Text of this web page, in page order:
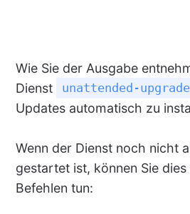
Wie Sie der Ausgabe
Dienst
unattended-
Updates automatisch zu
Wenn der Dienst noch nicht
gestartet ist, können Sie
Befehlen tun: